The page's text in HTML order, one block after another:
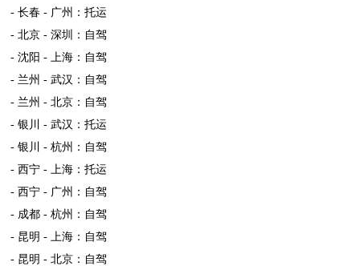
- 长春 - 广州：托运
- 北京 - 深圳：自驾
- 沈阳 - 上海：自驾
- 兰州 - 武汉：自驾
- 兰州 - 北京：自驾
- 银川 - 武汉：托运
- 银川 - 杭州：自驾
- 西宁 - 上海：托运
- 西宁 - 广州：自驾
- 成都 - 杭州：自驾
- 昆明 - 上海：自驾
- 昆明 - 北京：自驾